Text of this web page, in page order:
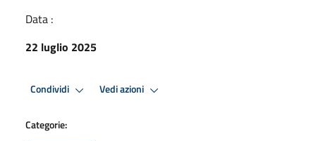
Data :
22 luglio 2025
Condividi Vedi azioni
Categorie: